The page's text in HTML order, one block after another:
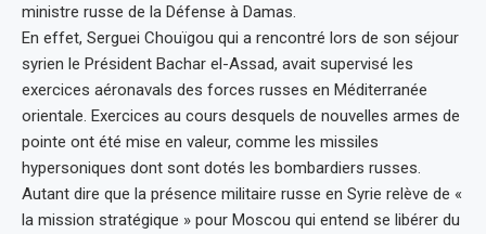
ministre russe de la Défense à Damas.
En effet, Serguei Chouïgou qui a rencontré lors de son séjour
syrien le Président Bachar el-Assad, avait supervisé les
exercices aéronavals des forces russes en Méditerranée
orientale. Exercices au cours desquels de nouvelles armes de
pointe ont été mise en valeur, comme les missiles
hypersoniques dont sont dotés les bombardiers russes.
Autant dire que la présence militaire russe en Syrie relève de «
la mission stratégique » pour Moscou qui entend se libérer du